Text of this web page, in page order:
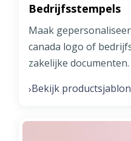
Bedrijfsstempels
Maak
canada logo of
zakelijke documenten.
›Bekijk